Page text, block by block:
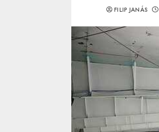
FILIP JANÁS